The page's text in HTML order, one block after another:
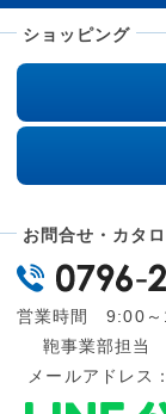
ショッピング
お問合せ・カタ
営業時間 9:00～
鞄事業部担当
メールアドレス：